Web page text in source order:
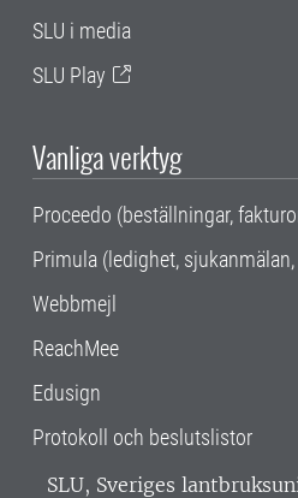
SLU i media
SLU Play
Vanliga verktyg
Proceedo (beställningar,
Primula (ledighet,
Webbmejl
ReachMee
Edusign
Protokoll och beslutslistor
SLU, Sveriges